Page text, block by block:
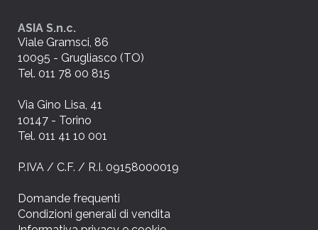
ASIA S.n.c.
Viale Gramsci, 86
10095 - Grugliasco (TO)
Tel. 011 78 00 815
Via Gino Lisa, 41
10147 - Torino
Tel. 011 41 10 001
P.IVA / C.F. / R.I. 09158000019
Domande frequenti
Condizioni generali di vendita